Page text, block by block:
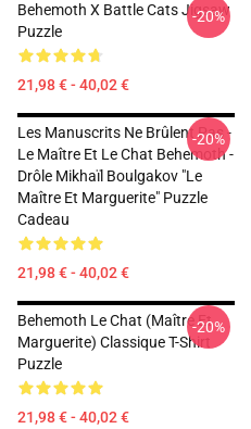
Behemoth X Battle Cats Jigsaw
Puzzle
21,98 € - 40,02 €
-20%
Les Manuscrits Ne Brûlent Pas -
Le Maître Et Le Chat Behemoth -
Drôle Mikhaïl Boulgakov "Le
Maître Et Marguerite" Puzzle
Cadeau
21,98 € - 40,02 €
-20%
Behemoth Le Chat (Maître Et
Marguerite) Classique T-Shirt
Puzzle
21,98 € - 40,02 €
-20%